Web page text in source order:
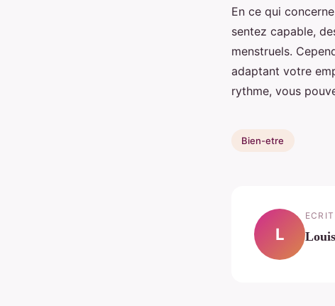
En ce qui
sentez capable,
menstruels.
adaptant votre
rythme, vous
Bien-etre
L